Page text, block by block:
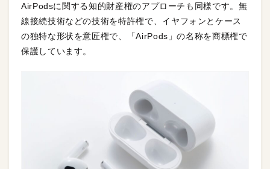
AirPodsに関する知的財産権のアプローチも同様です。無
線接続技術などの技術を特許権で、イヤフォンとケース
の独特な形状を意匠権で、「AirPods」の名称を商標権で
保護しています。